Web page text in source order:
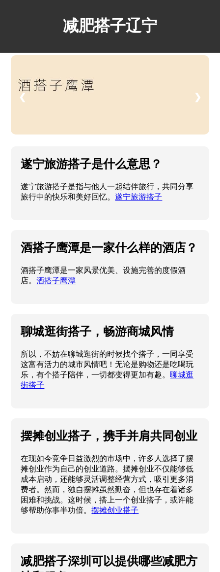
减肥搭子辽宁
❮ ❯
遂宁旅游搭子是什么意思？
遂宁旅游搭子是指与他人一起结伴旅行，共同分享
旅行中的快乐和美好回忆。遂宁旅游搭子
酒搭子鹰潭是一家什么样的酒店？
酒搭子鹰潭是一家风景优美、设施完善的度假酒
店。酒搭子鹰潭
聊城逛街搭子，畅游商城风情
所以，不妨在聊城逛街的时候找个搭子，一同享受
这富有活力的城市风情吧！无论是购物还是吃喝玩
乐，有个搭子陪伴，一切都变得更加有趣。聊城逛
街搭子
摆摊创业搭子，携手并肩共同创业
在现如今竞争日益激烈的市场中，许多人选择了摆
摊创业作为自己的创业道路。摆摊创业不仅能够低
成本启动，还能够灵活调整经营方式，吸引更多消
费者。然而，独自摆摊虽然勤奋，但也存在着诸多
困难和挑战。这时候，搭上一个创业搭子，或许能
够帮助你事半功倍。摆摊创业搭子
减肥搭子深圳可以提供哪些减肥方